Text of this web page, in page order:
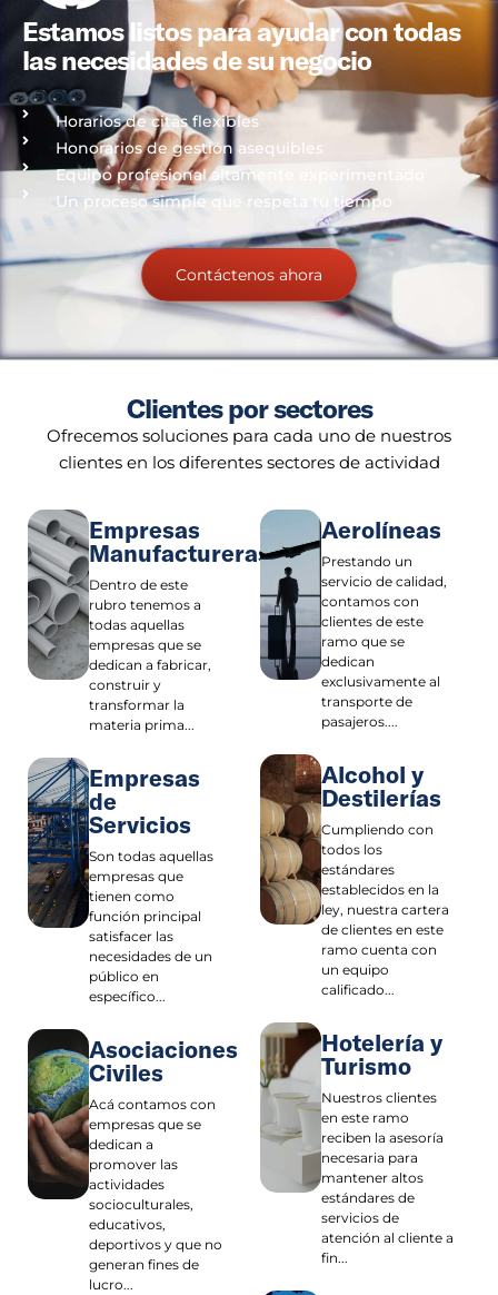
Estamos listos para ayudar con todas
las necesidades de su negocio
Horarios de citas flexibles
Honorarios de gestión asequibles
Equipo profesional altamente experimentado
Un proceso simple que respeta tu tiempo
Contáctenos ahora
Clientes por sectores
Ofrecemos soluciones para cada uno de nuestros
clientes en los diferentes sectores de actividad
Empresas
Manufactureras
Dentro de este
rubro tenemos a
todas aquellas
empresas que se
dedican a fabricar,
construir y
transformar la
materia prima...
Empresas
de
Servicios
Son todas aquellas
empresas que
tienen como
función principal
satisfacer las
necesidades de un
público en
específico...
Asociaciones
Civiles
Acá contamos con
empresas que se
dedican a
promover las
actividades
socioculturales,
educativos,
deportivos y que no
generan fines de
lucro...
Aerolíneas
Prestando un
servicio de calidad,
contamos con
clientes de este
ramo que se
dedican
exclusivamente al
transporte de
pasajeros....
Alcohol y
Destilerías
Cumpliendo con
todos los
estándares
establecidos en la
ley, nuestra cartera
de clientes en este
ramo cuenta con
un equipo
calificado...
Hotelería y
Turismo
Nuestros clientes
en este ramo
reciben la asesoría
necesaria para
mantener altos
estándares de
servicios de
atención al cliente a
fin...